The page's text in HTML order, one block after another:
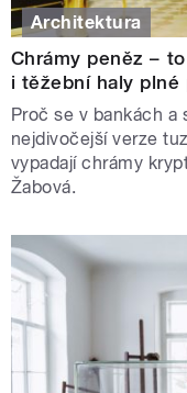
Architektura
Chrámy peněz –⁠
i těžební haly plné
Proč se v bankách a
nejdivočejší verze
vypadají chrámy
Žabová.